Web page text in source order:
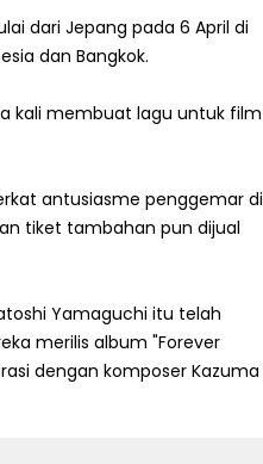
dari Jepang pada 6 April di
dan Bangkok.
kali membuat lagu untuk film
antusiasme penggemar di
tiket tambahan pun dijual
Yamaguchi itu telah
merilis album "Forever
dengan komposer Kazuma